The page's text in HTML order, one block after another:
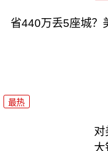
省440万丢5座城？
最热
对
大